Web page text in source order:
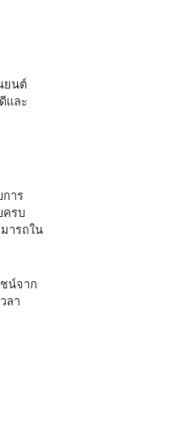
ยนต์
และ
าร
ครบ
ารถใน
น์จาก
ลา